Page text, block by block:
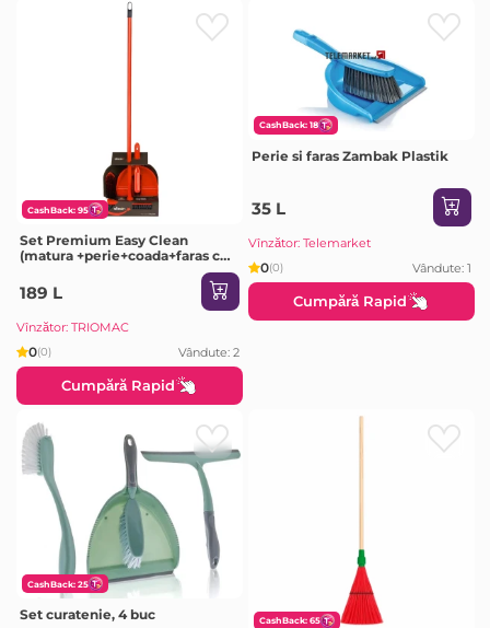
CashBack: 95
Set Premium Easy Clean
(matura +perie+coada+faras cu
189 L
Vînzător: TRIOMAC
0(0) Vândute: 2
Cumpără Rapid
CashBack: 18
Perie si faras Zambak Plastik
35 L
Vînzător: Telemarket
0(0) Vândute: 1
Cumpără Rapid
CashBack: 25
Set curatenie, 4 buc CashBack: 65